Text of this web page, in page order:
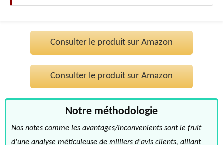
Consulter le produit sur Amazon
Consulter le produit sur Amazon
Notre méthodologie
Nos notes comme les avantages/inconvenients sont le fruit
d'une analyse méticuleuse de milliers d'avis clients, alliant